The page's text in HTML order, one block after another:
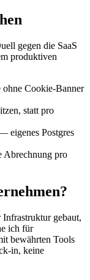
gegen die SaaS
produktiven
Cookie-Banner
statt pro
eigenes Postgres
pro
gebaut,
ich für
bewährten Tools
in, keine